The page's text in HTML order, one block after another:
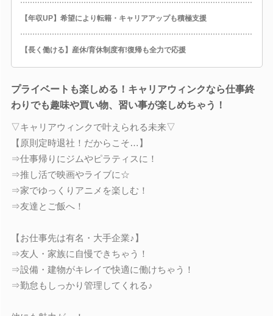
【年収UP】希望により転籍・キャリアアップも積極支援
【長く働ける】産休/育休制度有!復帰も全力で応援
プライベートも楽しめる！キャリアウィンクなら仕事終
わりでも趣味や買い物、習い事が楽しめちゃう！
▽キャリアウィンクで叶えられる未来▽
【原則定時退社！だからこそ…】
⇒仕事帰りにジムやピラティスに！
⇒推し活で映画やライブに☆
⇒家でゆっくりアニメを楽しむ！
⇒友達とご飯へ！
【お仕事先は有名・大手企業♪】
⇒友人・家族に自慢できちゃう！
⇒設備・建物がキレイで快適に働けちゃう！
⇒勤怠もしっかり管理してくれる♪